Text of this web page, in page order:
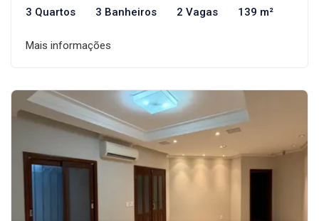
3 Quartos 3 Banheiros 2 Vagas 139 m²
Mais informações